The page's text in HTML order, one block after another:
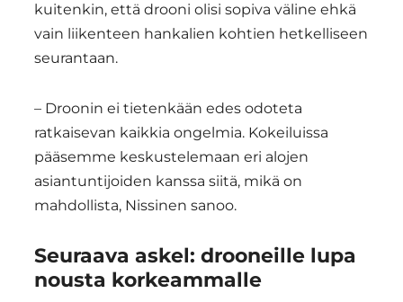
kuitenkin, että drooni olisi sopiva väline ehkä
vain liikenteen hankalien kohtien hetkelliseen
seurantaan.
– Droonin ei tietenkään edes odoteta
ratkaisevan kaikkia ongelmia. Kokeiluissa
pääsemme keskustelemaan eri alojen
asiantuntijoiden kanssa siitä, mikä on
mahdollista, Nissinen sanoo.
Seuraava askel: drooneille lupa
nousta korkeammalle